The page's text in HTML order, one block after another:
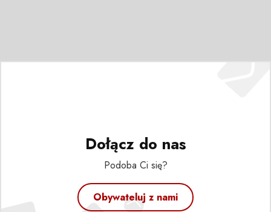
Dołącz do nas
Podoba Ci się?
Obywateluj z nami